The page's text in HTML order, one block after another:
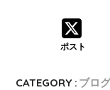
ポスト
CATEGORY : ブロ